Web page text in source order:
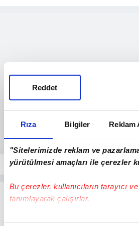
Rıza Bilgiler Reklam
"Sitelerimizde reklam ve
yürütülmesi amaçları ile çerezler
Bu çerezler, kullanıcıların tarayıcı
tanımlayarak çalışırlar.
Bu çerezlere izin vermeniz halinde
Reddet